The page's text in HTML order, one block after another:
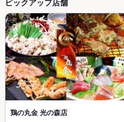
ピックアップ店舗
鶏の丸金 光の森店